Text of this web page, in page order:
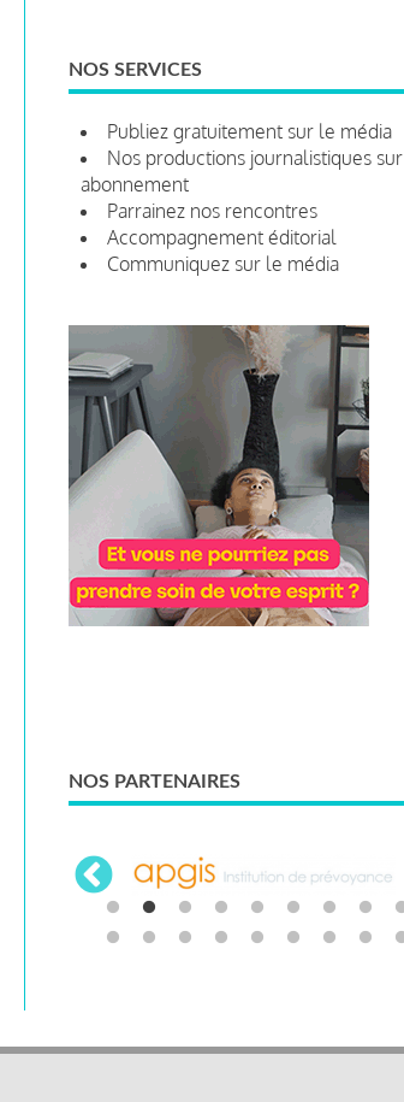
NOS SERVICES
Publiez gratuitement sur le média
Nos productions journalistiques sur
abonnement
Parrainez nos rencontres
Accompagnement éditorial
Communiquez sur le média
NOS PARTENAIRES